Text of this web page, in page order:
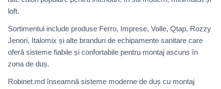
loft.
Sortimentul include produse Ferro, Imprese, Volle, Qtap, Rozzy
Jenori, Italomix și alte branduri de echipamente sanitare care
oferă sisteme fiabile și confortabile pentru montaj ascuns în
zona de duș.
Robinet.md înseamnă sisteme moderne de duș cu montaj